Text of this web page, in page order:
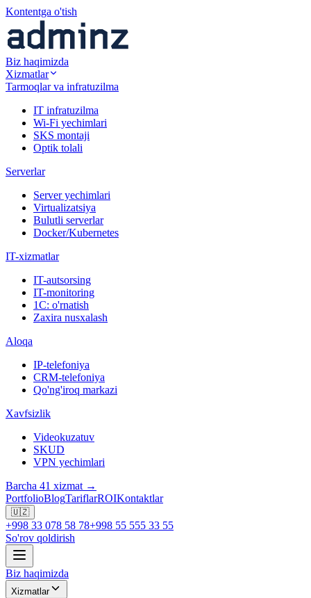
Kontentga o'tish
Biz haqimizda
Xizmatlar
Tarmoqlar va infratuzilma
IT infratuzilma
Wi-Fi yechimlari
SKS montaji
Optik tolali
Serverlar
Server yechimlari
Virtualizatsiya
Bulutli serverlar
Docker/Kubernetes
IT-xizmatlar
IT-autsorsing
IT-monitoring
1C: o'rnatish
Zaxira nusxalash
Aloqa
IP-telefoniya
CRM-telefoniya
Qo'ng'iroq markazi
Xavfsizlik
Videokuzatuv
SKUD
VPN yechimlari
Barcha 41 xizmat →
PortfolioBlogTariflarROIKontaktlar
🇺🇿
+998 33 078 58 78+998 55 555 33 55
So'rov qoldirish
Biz haqimizda
Xizmatlar